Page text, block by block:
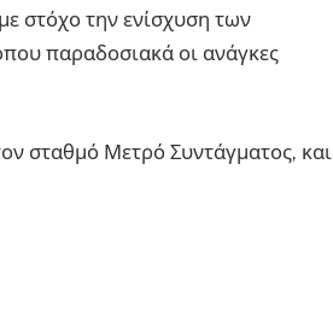
στόχο την ενίσχυση των
παραδοσιακά οι ανάγκες
σταθμό Μετρό Συντάγματος, και